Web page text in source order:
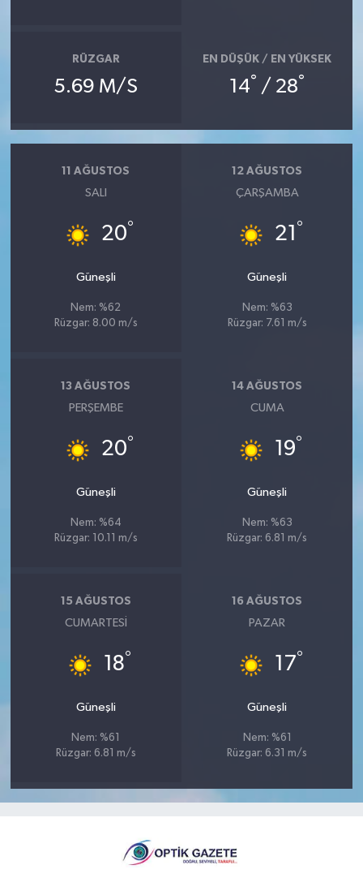
RÜZGAR
5.69 M/S
EN DÜŞÜK / EN YÜKSEK
14° / 28°
11 AĞUSTOS
SALI
20°
Güneşli
Nem: %62
Rüzgar: 8.00 m/s
12 AĞUSTOS
ÇARŞAMBA
21 °
Güneşli
Nem: %63
Rüzgar: 7.61 m/s
13 AĞUSTOS
PERŞEMBE
20°
Güneşli
Nem: %64
Rüzgar: 10.11 m/s
14 AĞUSTOS
CUMA
19°
Güneşli
Nem: %63
Rüzgar: 6.81 m/s
15 AĞUSTOS
CUMARTESI
18°
Güneşli
Nem: %61
Rüzgar: 6.81 m/s
16 AĞUSTOS
PAZAR
17°
Güneşli
Nem: %61
Rüzgar: 6.31 m/s